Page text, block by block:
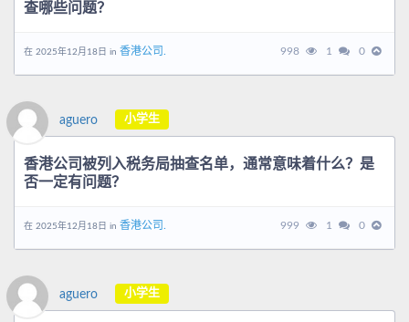
查哪些问题？
在 2025年12月18日 in 香港公司. 998 1 0
aguero 小学生
香港公司被列入税务局抽查名单，通常意味着什么？是
否一定有问题？
在 2025年12月18日 in 香港公司. 999 1 0
aguero 小学生